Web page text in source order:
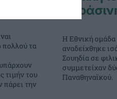
πολλού τα
τιμήν του
πάρει την
Η Εθνική ομάδα
αναδείχθηκε
Σουηδία σε
συμμετείχαν
Παναθηναϊκού.